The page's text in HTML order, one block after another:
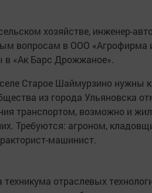
хозяйстве, инженер-
вопросам в ООО «Агрофирма
в «Ак Барс Дрожжаное».
Старое Шаймурзино нужны
из города Ульяновска
транспортом, возможно и
Требуются: агроном,
машинист.
отраслевых